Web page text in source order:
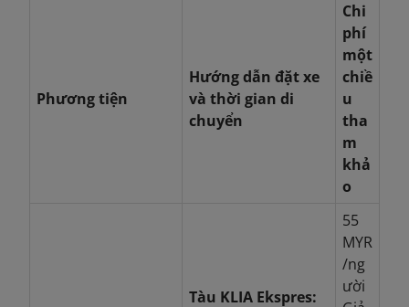
Phương tiện
Hướng dẫn đặt xe
và thời gian di
chuyển
Chi
phí
một
chiề
u
tha
m
khả
o
Tàu KLIA Ekspres:
55
MYR
/ng
ười